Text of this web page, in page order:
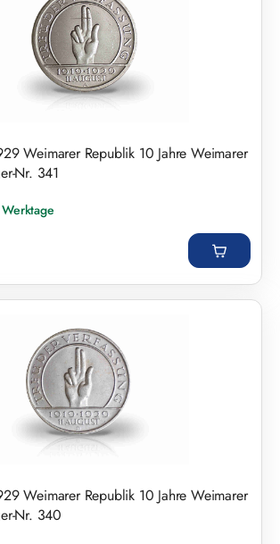
Weimarer Republik 10 Jahre Weimarer
Nr. 341
Weimarer Republik 10 Jahre Weimarer
Nr. 340